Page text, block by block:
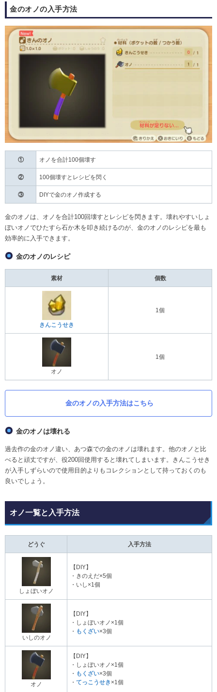
金のオノの入手方法
① オノを合計100個壊す
② 100個壊すとレシピを閃く
③ DIYで金のオノ作成する
金のオノは、オノを合計100回壊すとレシピを閃きます。壊れやすいしょ
ぼいオノでひたすら石か木を叩き続けるのが、金のオノのレシピを最も
効率的に入手できます。
金のオノのレシピ
素材 個数
きんこうせき
1個
オノ
1個
金のオノの入手方法はこちら
金のオノは壊れる
過去作の金のオノ違い、あつ森での金のオノは壊れます。他のオノと比
べると頑丈ですが、役200回使用すると壊れてしまいます。きんこうせき
が入手しずらいので使用目的よりもコレクションとして持っておくのも
良いでしょう。
オノ一覧と入手方法
どうぐ 入手方法
しょぼいオノ
【DIY】
・きのえだ×5個
・いし×1個
いしのオノ
【DIY】
・しょぼいオノ×1個
・ もくざい×3個
オノ
【DIY】
・しょぼいオノ×1個
・ もくざい×3個
・ てっこうせき ×1個